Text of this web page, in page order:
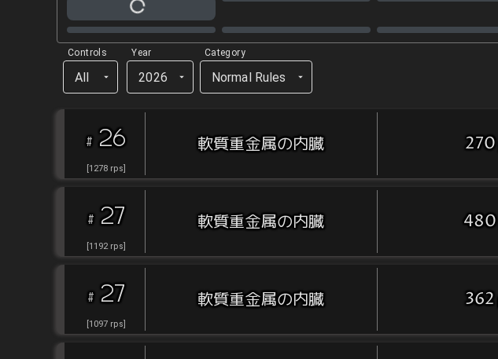
Controls
All
Year
2026
Category
Normal Rules
# 26
[1278 rps]
軟質重金属の内臓 270
# 27
[1192 rps]
軟質重金属の内臓 480
# 27
[1097 rps]
軟質重金属の内臓 362